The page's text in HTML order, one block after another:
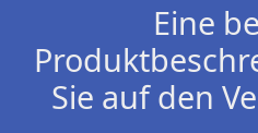
Eine
Sie auf den